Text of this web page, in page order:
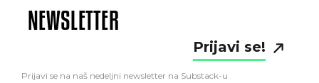
NEWSLETTER
Prijavi se!
Prijavi se na naš nedeljni newsletter na Substack-u